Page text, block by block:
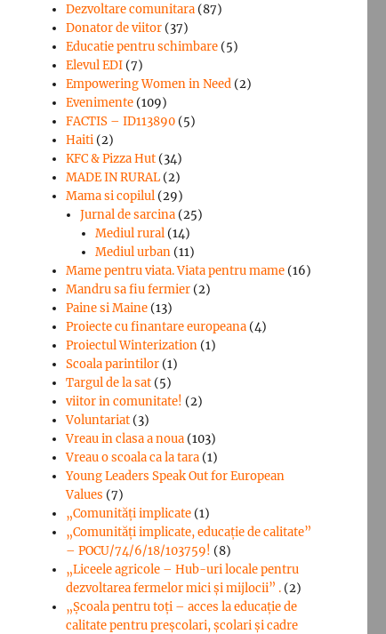
Dezvoltare comunitara (87)
Donator de viitor (37)
Educatie pentru schimbare (5)
Elevul EDI (7)
Empowering Women in Need (2)
Evenimente (109)
FACTIS – ID113890 (5)
Haiti (2)
KFC & Pizza Hut (34)
MADE IN RURAL (2)
Mama si copilul (29)
Jurnal de sarcina (25)
Mediul rural(14)
Mediul urban(11)
Mame pentru viata. Viata pentru mame (16)
Mandru sa fiu fermier (2)
Paine si Maine (13)
Proiecte cu finantare europeana (4)
Proiectul Winterization (1)
Scoala parintilor (1)
Targul de la sat (5)
viitor in comunitate! (2)
Voluntariat (3)
Vreau in clasa a noua (103)
Vreau o scoala ca la tara (1)
Young Leaders Speak Out for European
Values (7)
„Comunități implicate (1)
„Comunități implicate, educație de calitate”
– POCU/74/6/18/103759! (8)
„Liceele agricole – Hub-uri locale pentru
dezvoltarea fermelor mici şi mijlocii” . (2)
„Școala pentru toți – acces la educație de
calitate pentru preșcolari, școlari și cadre